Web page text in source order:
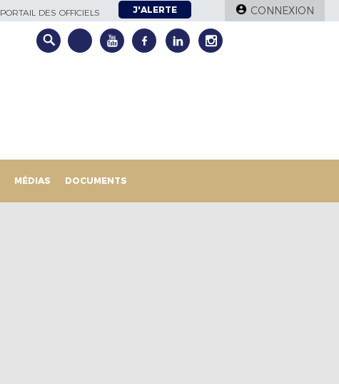
PORTAIL DES OFFICIELS J'ALERTE CONNEXION
MÉDIAS DOCUMENTS